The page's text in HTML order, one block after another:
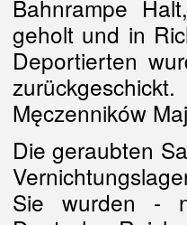
Bahnrampe
geholt und in
Deportierten
Męczenników
Die geraubten
Sie wurden -